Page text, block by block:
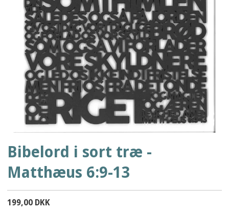
Bibelord i sort træ -
Matthæus 6:9-13
199,00 DKK